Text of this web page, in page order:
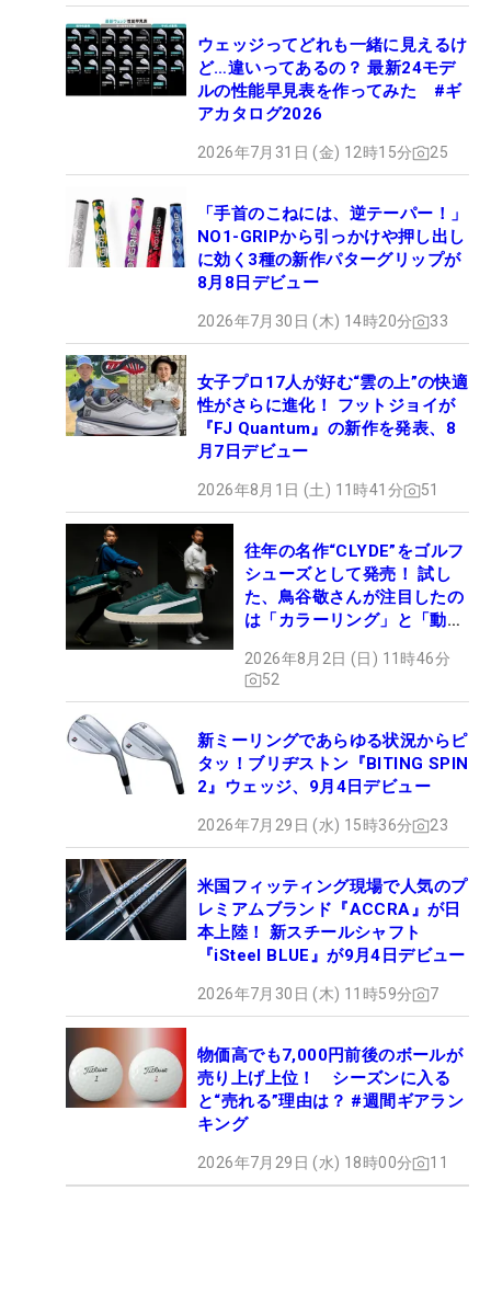
ウェッジってどれも一緒に見えるけ
ど…違いってあるの？ 最新24モデ
ルの性能早見表を作ってみた #ギ
アカタログ2026
2026年7月31日 (金) 12時15分 25
「手首のこねには、逆テーパー！」
NO1-GRIPから引っかけや押し出し
に効く3種の新作パターグリップが
8月8日デビュー
2026年7月30日 (木) 14時20分 33
女子プロ17人が好む“雲の上”の快適
性がさらに進化！ フットジョイが
『FJ Quantum』の新作を発表、8
月7日デビュー
2026年8月1日 (土) 11時41分 51
往年の名作“CLYDE”をゴルフ
シューズとして発売！ 試し
た、鳥谷敬さんが注目したの
は「カラーリング」と「動き
2026年8月2日 (日) 11時46分
52
新ミーリングであらゆる状況からピ
タッ！ブリヂストン『BITING SPIN
2』ウェッジ、9月4日デビュー
2026年7月29日 (水) 15時36分 23
米国フィッティング現場で人気のプ
レミアムブランド『ACCRA』が日
本上陸！ 新スチールシャフト
『iSteel BLUE』が9月4日デビュー
2026年7月30日 (木) 11時59分 7
物価高でも7,000円前後のボールが
売り上げ上位！ シーズンに入る
と“売れる”理由は？ #週間ギアラン
キング
2026年7月29日 (水) 18時00分 11